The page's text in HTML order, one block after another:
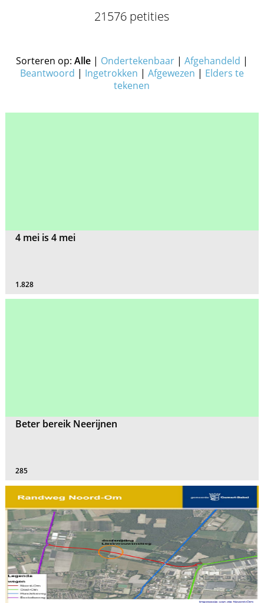
21576 petities
Sorteren op: Alle| Ondertekenbaar| Afgehandeld |
Beantwoord | Ingetrokken | Afgewezen | Elders te
tekenen
4 mei is 4 mei
1.828
Beter bereik Neerijnen
285